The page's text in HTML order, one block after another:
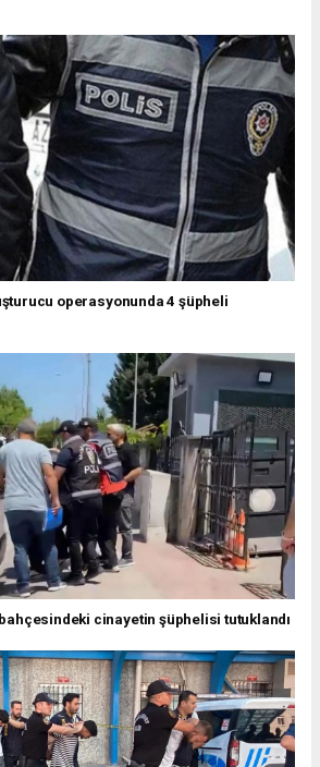
operasyonunda 4 şüpheli
cinayetin şüphelisi tutuklandı